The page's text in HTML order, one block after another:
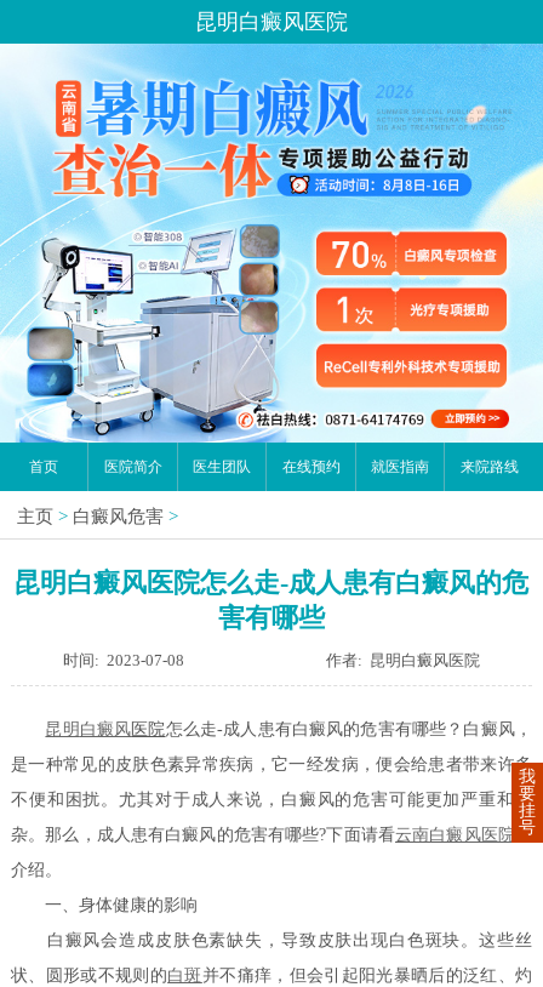
昆明白癜风医院
首页 医院简介 医生团队 在线预约 就医指南 来院路线
主页 > 白癜风危害 >
昆明白癜风医院怎么走-成人患有白癜风的危
害有哪些
时间: 2023-07-08 作者: 昆明白癜风医院
昆明 白癜风 医院怎么走-成人患有白癜风的危害有哪些？白癜风，
是一种常见的皮肤色素异常疾病，它一经发病，便会给患者带来许多
不便和困扰。尤其对于成人来说，白癜风的危害可能更加严重和复
杂。那么，成人患有白癜风的危害有哪些?下面请看云南白癜风医院 的
介绍。
一、身体健康的影响
白癜风会造成皮肤色素缺失，导致皮肤出现白色斑块。这些丝
状、圆形或不规则的白斑 并不痛痒，但会引起阳光暴晒后的泛红、灼
我
要
挂
号